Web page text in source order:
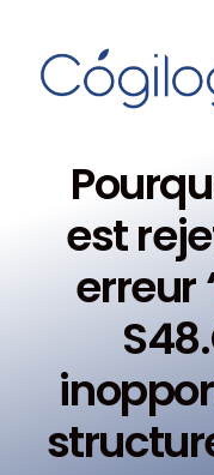
est
erreur